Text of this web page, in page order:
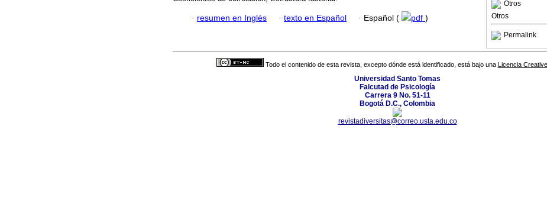
Otros
Otros
Permalink
· resumen en Inglés · texto en Español · Español ( pdf )
Todo el contenido de esta revista, excepto dónde está identificado, está bajo una Licencia
Universidad Santo Tomas
Falcutad de Psicología
Carrera 9 No. 51-11
Bogotá D.C., Colombia
revistadiversitas@correo.usta.edu.co